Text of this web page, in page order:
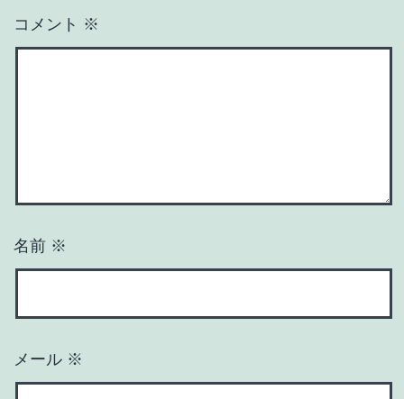
コメント ※
名前 ※
メール ※